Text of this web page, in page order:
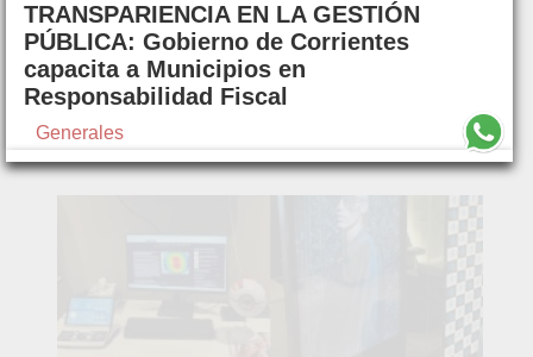
TRANSPARIENCIA EN LA GESTIÓN
PÚBLICA: Gobierno de Corrientes
capacita a Municipios en
Responsabilidad Fiscal
Generales